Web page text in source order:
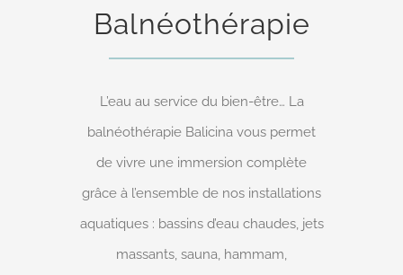
Balnéothérapie
L’eau au service du bien-être… La
balnéothérapie Balicina vous permet
de vivre une immersion complète
grâce à l’ensemble de nos installations
aquatiques : bassins d’eau chaudes, jets
massants, sauna, hammam,